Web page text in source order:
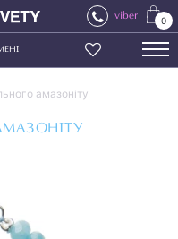
viber 0
амазоніту